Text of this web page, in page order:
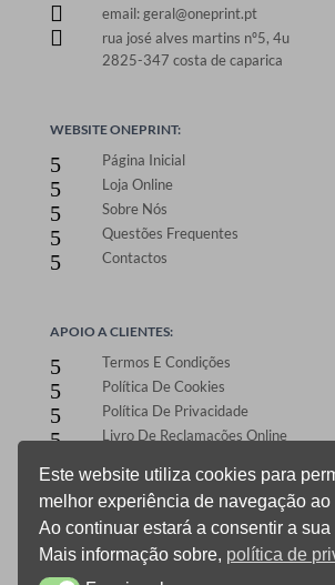
 email: geral@oneprint.pt

rua josé alves martins nº5, 4u
2825-347 costa de caparica
WEBSITE ONEPRINT:
5 Página Inicial
5 Loja Online
5 Sobre Nós
5 Questões Frequentes
5 Contactos
APOIO A CLIENTES:
5 Termos E Condições
5 Política De Cookies
5 Política De Privacidade
5 Livro De Reclamações Online
ÁREA DE CLIENTES:
5 Registo E Login
5 Carrinho De Compras
Este website utiliza cookies para
melhor experiência de navegação ao
Ao continuar estará a consentir a
Mais informação sobre, política de